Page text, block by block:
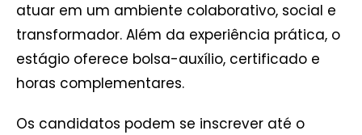
atuar em um ambiente colaborativo, social e
transformador. Além da experiência prática, o
estágio oferece bolsa-auxílio, certificado e
horas complementares.
Os candidatos podem se inscrever até o